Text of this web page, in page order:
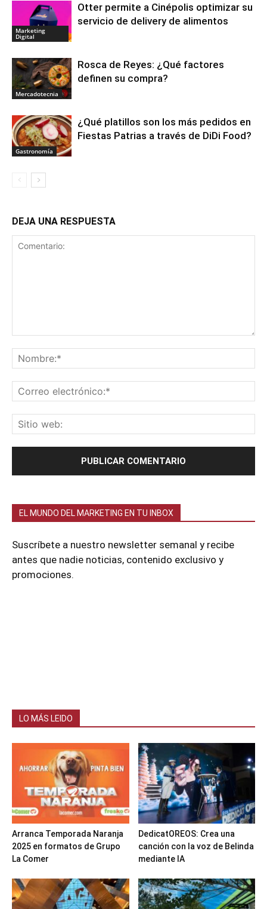
Marketing
Digital
Otter permite a Cinépolis optimizar su
servicio de delivery de alimentos
Mercadotecnia
Rosca de Reyes: ¿Qué factores
definen su compra?
Gastronomía
¿Qué platillos son los más pedidos en
Fiestas Patrias a través de DiDi Food?
DEJA UNA RESPUESTA
EL MUNDO DEL MARKETING EN TU INBOX
Suscríbete a nuestro newsletter semanal y recibe
antes que nadie noticias, contenido exclusivo y
promociones.
LO MÁS LEIDO
Arranca Temporada Naranja
2025 en formatos de Grupo
La Comer
DedicatOREOS: Crea una
canción con la voz de Belinda
mediante IA